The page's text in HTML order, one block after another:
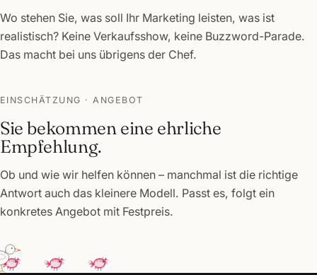
Wo stehen Sie, was soll Ihr Marketing leisten, was ist
realistisch? Keine Verkaufsshow, keine Buzzword-Parade.
Das macht bei uns übrigens der Chef.
EINSCHÄTZUNG · ANGEBOT
Sie bekommen eine ehrliche
Empfehlung.
Ob und wie wir helfen können – manchmal ist die richtige
Antwort auch das kleinere Modell. Passt es, folgt ein
konkretes Angebot mit Festpreis.